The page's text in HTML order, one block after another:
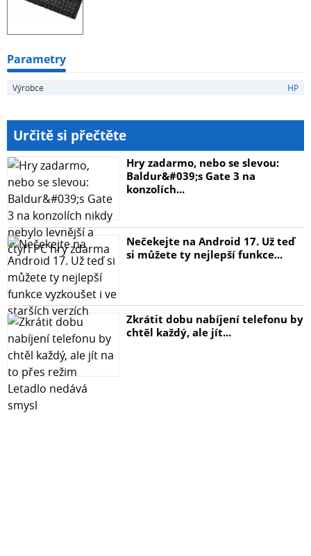
Parametry
Výrobce HP
Určitě si přečtěte
Hry zadarmo, nebo se slevou:
Baldur&#039;s Gate 3 na
konzolích...
Nečekejte na Android 17. Už teď
si můžete ty nejlepší funkce...
Zkrátit dobu nabíjení telefonu by
chtěl každý, ale jít...